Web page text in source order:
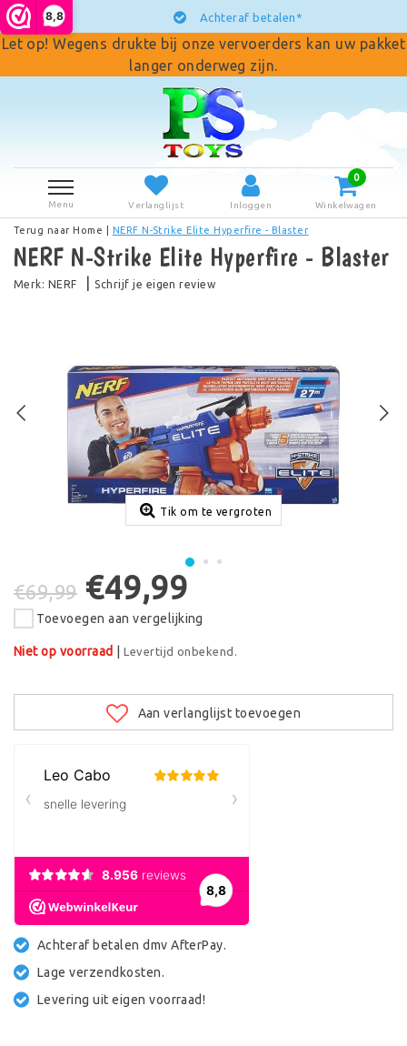
8,8 Achteraf betalen*
Let op! Wegens drukte bij onze vervoerders kan uw pakket
langer onderweg zijn.
Menu Verlanglijst Inloggen
0
Winkelwagen
Terug naar Home NERF N-Strike Elite Hyperfire - Blaster
NERF N-Strike Elite Hyperfire - Blaster
Merk: NERF |Schrijf je eigen review
Tik om te vergroten
€69,99 €49,99
Toevoegen aan vergelijking
Niet op voorraad |Levertijd onbekend.
Aan verlanglijst toevoegen
Achteraf betalen dmv AfterPay.
Lage verzendkosten.
Levering uit eigen voorraad!